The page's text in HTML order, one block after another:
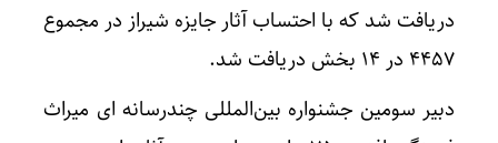
دریافت شد که با احتساب آثار جایزه شیراز در مجموع
۴۴۵٧ در ١۴ بخش دریافت شد.
دبیر سومین جشنواره بین‌المللی چندرسانه ای میراث